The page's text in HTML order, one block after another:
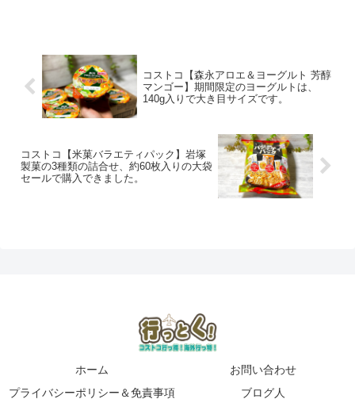
コストコ【森永アロエ＆ヨーグルト 芳醇
マンゴー】期間限定のヨーグルトは、
140g入りで大き目サイズです。
コストコ【米菓バラエティパック】岩塚
製菓の3種類の詰合せ、約60枚入りの大袋
セールで購入できました。
ホーム
お問い合わせ
プライバシーポリシー＆免責事項
ブログ人